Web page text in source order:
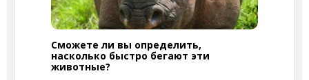
Сможете ли вы определить,
насколько быстро бегают эти
животные?